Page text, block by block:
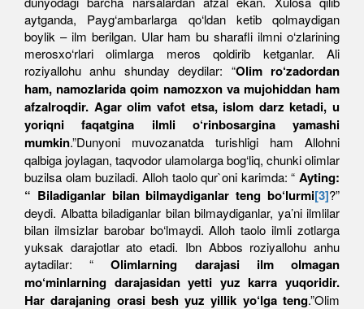
aytganda, Payg‘ambarlarga qo‘ldan ketib qolmaydigan
boylik – ilm berilgan. Ular ham bu sharafli ilmni o‘zlarining
merosxo‘rlari olimlarga meros qoldirib ketganlar. Ali
roziyallohu anhu shunday deydilar: “Olim ro‘zadordan
ham, namozlarida qoim namozxon va mujohiddan ham
afzalroqdir. Agar olim vafot etsa, islom darz ketadi, u
yoriqni faqatgina ilmli o‘rinbosargina yamashi
mumkin.”Dunyoni muvozanatda turishligi ham Allohni
qalbiga joylagan, taqvodor ulamolarga bog‘liq, chunki olimlar
buzilsa olam buziladi. Alloh taolo qur`oni karimda: “ Ayting:
“ Biladiganlar bilan bilmaydiganlar teng bo‘lurmi[3]?”
deydi. Albatta biladiganlar bilan bilmaydiganlar, ya’ni ilmlilar
bilan ilmsizlar barobar bo‘lmaydi. Alloh taolo ilmli zotlarga
yuksak darajotlar ato etadi. Ibn Abbos roziyallohu anhu
aytadilar: “Olimlarning darajasi ilm olmagan
mo‘minlarning darajasidan yetti yuz karra yuqoridir.
Har darajaning orasi besh yuz yillik yo‘lga teng.”Olim